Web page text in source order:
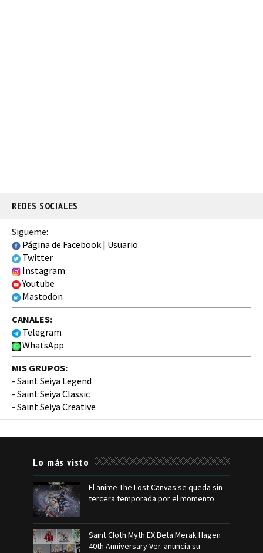
REDES SOCIALES
Sigueme:
Página de Facebook | Usuario
Twitter
Instagram
Youtube
Mastodon
CANALES:
Telegram
WhatsApp
MIS GRUPOS:
- Saint Seiya Legend
- Saint Seiya Classic
- Saint Seiya Creative
Lo más visto
El anime The Lost Canvas se queda sin
tercera temporada por el momento
Saint Cloth Myth EX Beta Merak Hagen
40th Anniversary Ver. anuncia su